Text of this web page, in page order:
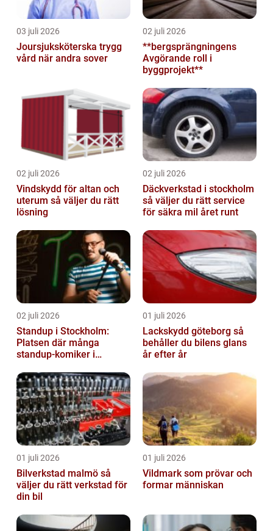
03 juli 2026
Joursjuksköterska trygg
vård när andra sover
02 juli 2026
**bergsprängningens
Avgörande roll i
byggprojekt**
02 juli 2026
Vindskydd för altan och
uterum så väljer du rätt
lösning
02 juli 2026
Däckverkstad i stockholm
så väljer du rätt service
för säkra mil året runt
02 juli 2026
Standup i Stockholm:
Platsen där många
standup-komiker i
01 juli 2026
Lackskydd göteborg så
behåller du bilens glans
år efter år
01 juli 2026
Bilverkstad malmö så
väljer du rätt verkstad för
din bil
01 juli 2026
Vildmark som prövar och
formar människan